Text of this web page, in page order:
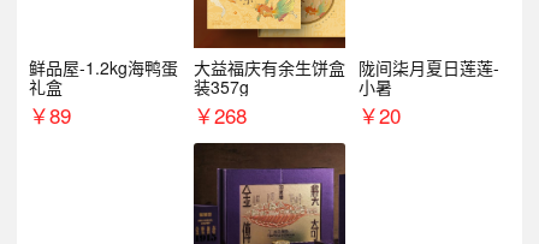
鲜品屋-1.2kg海鸭蛋
礼盒
￥89
大益福庆有余生饼盒
装357g
￥268
陇间柒月夏日莲莲-
小暑
￥20